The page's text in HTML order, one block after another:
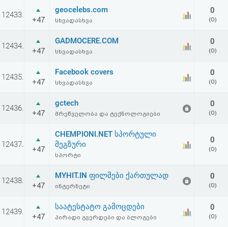
12433.
+47
geocelebs.com
სხვადასხვა
0
(0)
12434.
+47
GADMOCERE.COM
სხვადასხვა
0
(0)
12435.
+47
Facebook covers
სხვადასხვა
0
(0)
12436.
+47
gctech
მრეწველობა და ტექნოლოგიები
0
(0)
12437.
+47
CHEMPIONI.NET სპორტული
მეგზური
სპორტი
0
(0)
12438.
+47
MYHIT.IN ფილმები ქართულად
ინტერნეტი
0
(0)
12439.
+47
საატესტატო გამოცდები
პირადი გვერდები და ბლოგები
0
(0)